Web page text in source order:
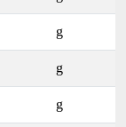
g
g
g